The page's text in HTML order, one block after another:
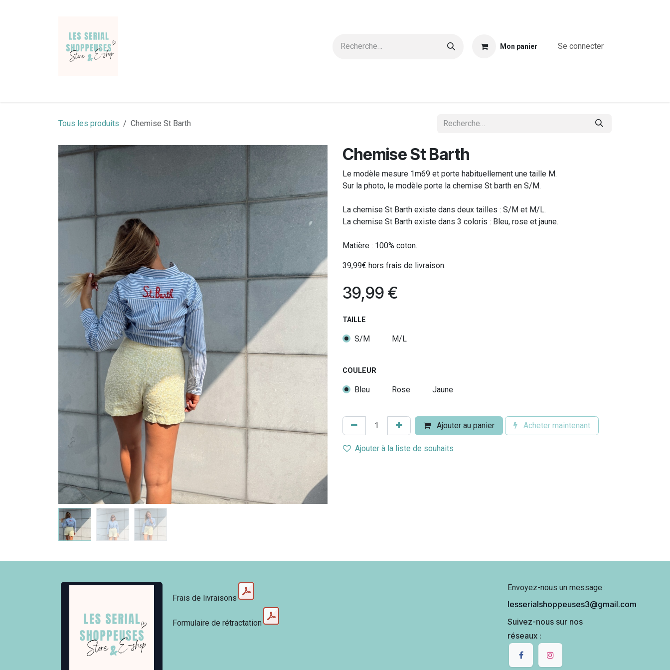
Mon panier Se connecter
Tous les produits Chemise St Barth
Chemise St Barth
Le modèle mesure 1m69 et porte habituellement une taille M.
Sur la photo, le modèle porte la chemise St barth en S/M.
La chemise St Barth existe dans deux tailles : S/M et M/L.
La chemise St Barth existe dans 3 coloris : Bleu, rose et jaune.
Matière : 100% coton.
39,99€ hors frais de livraison.
39,99 €
TAILLE
S/M M/L
COULEUR
Bleu Rose Jaune
Ajouter au panier Acheter maintenant
Ajouter à la liste de souhaits
Envoyez-nous un message :
lesserialshoppeuses3@gmail.com
Suivez-nous sur nos
réseaux :
Frais de livraisons
Formulaire de rétractation